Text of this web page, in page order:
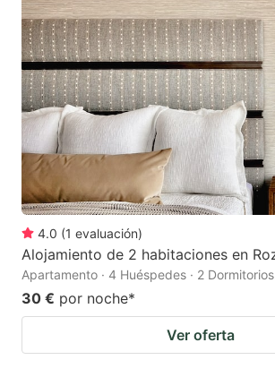
4.0 (1 evaluación)
Alojamiento de 2 habitaciones en
Apartamento · 4 Huéspedes · 2 Dormitorios
30 € por noche*
Ver oferta